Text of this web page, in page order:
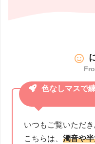
色なしマスで
いつもご覧いただ
こちらは、濁音や